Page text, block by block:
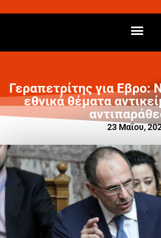
Γεραπετρίτης για Εβρο:
εθνικά θέματα
23 Μαΐου,